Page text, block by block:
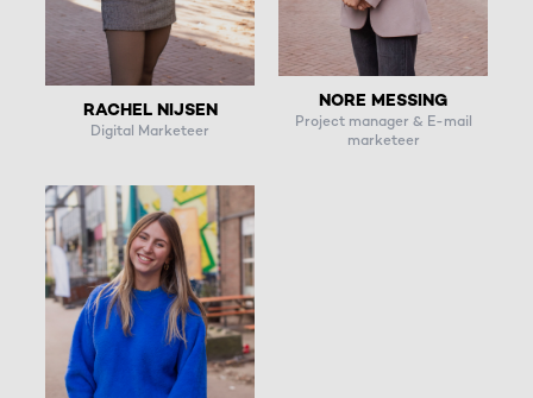
RACHEL NIJSEN
Digital Marketeer
NORE MESSING
Project manager & E-mail
marketeer